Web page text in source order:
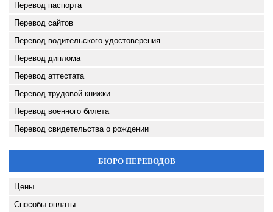
Перевод паспорта
Перевод сайтов
Перевод водительского удостоверения
Перевод диплома
Перевод аттестата
Перевод трудовой книжки
Перевод военного билета
Перевод свидетельства о рождении
БЮРО ПЕРЕВОДОВ
Цены
Способы оплаты